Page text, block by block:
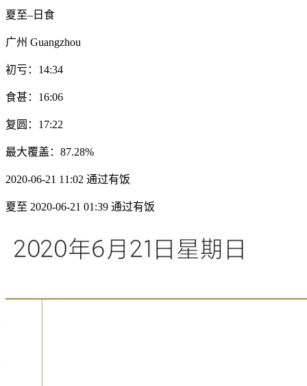
夏至–日食
广州 Guangzhou
初亏：14:34
食甚：16:06
复圆：17:22
最大覆盖：87.28%
2020-06-21 11:02 通过有饭
夏至 2020-06-21 01:39 通过有饭